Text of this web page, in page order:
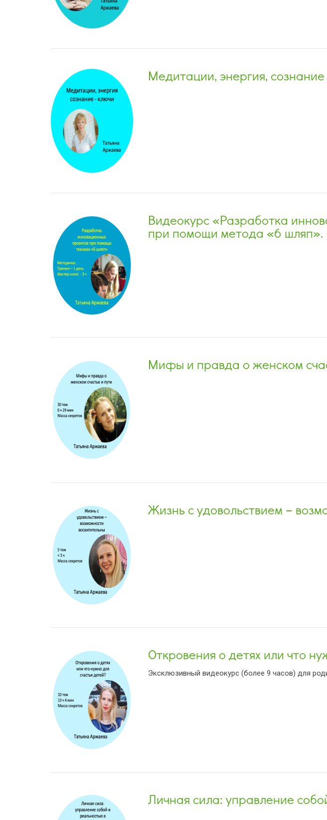
Медитации, энергия,
Видеокурс «Разработка
при помощи метода «6 шляп».
Мифы и правда о женском
Жизнь с удовольствием –
Откровения о детях или что
Эксклюзивный видеокурс (более 9 часов) для
Личная сила: управление